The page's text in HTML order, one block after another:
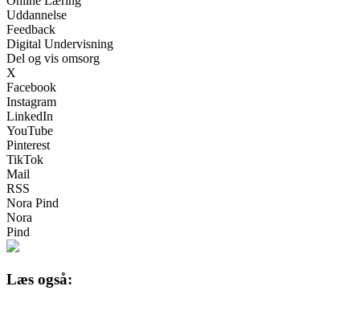
Uddannelse
Feedback
Digital Undervisning
Del og vis omsorg
X
Facebook
Instagram
LinkedIn
YouTube
Pinterest
TikTok
Mail
RSS
Nora Pind
Nora
Pind
Læs også: